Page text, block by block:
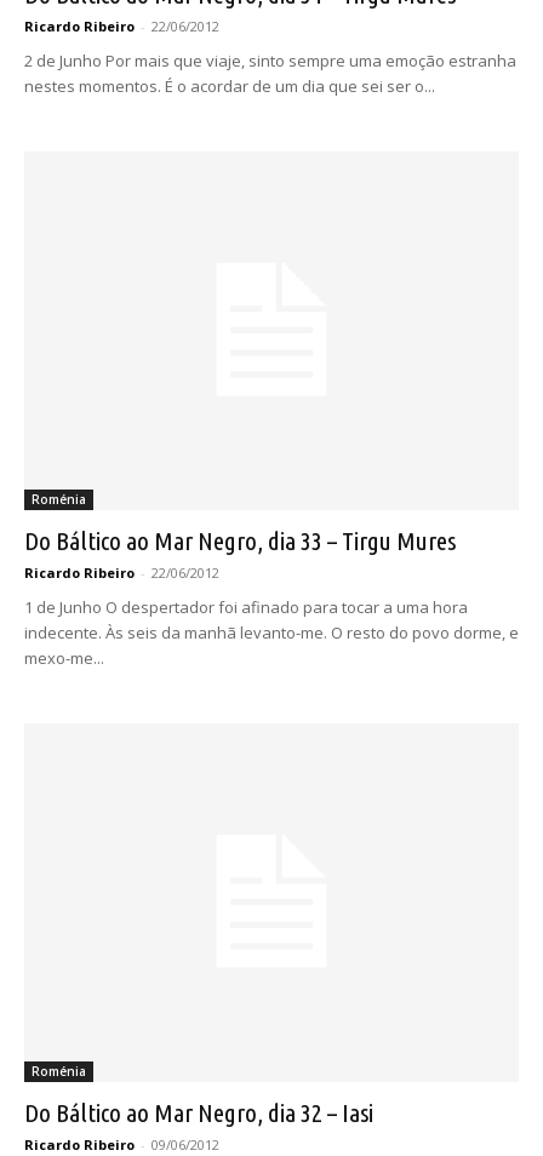
Ricardo Ribeiro - 22/06/2012
2 de Junho Por mais que viaje, sinto sempre uma emoção estranha
nestes momentos. É o acordar de um dia que sei ser o...
Roménia
Do Báltico ao Mar Negro, dia 33 – Tirgu Mures
Ricardo Ribeiro - 22/06/2012
1 de Junho O despertador foi afinado para tocar a uma hora
indecente. Às seis da manhã levanto-me. O resto do povo dorme, e
mexo-me...
Roménia
Do Báltico ao Mar Negro, dia 32 – Iasi
Ricardo Ribeiro - 09/06/2012